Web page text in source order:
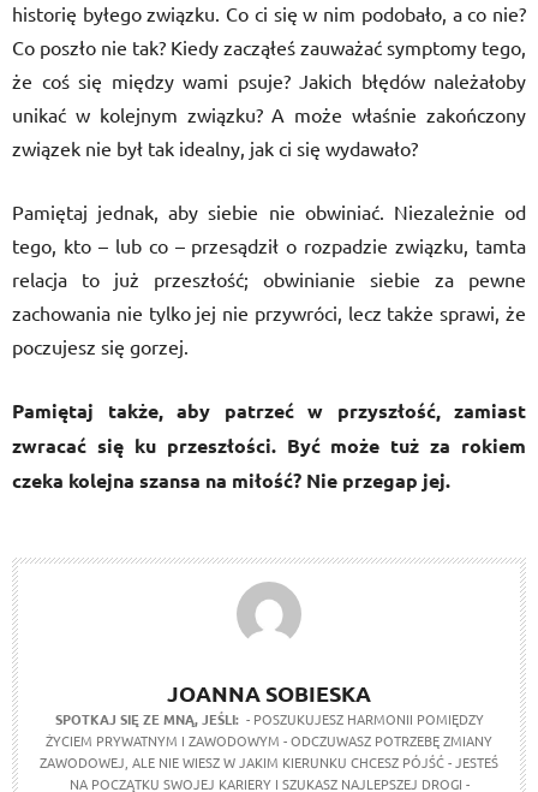
historię byłego związku. Co ci się w nim podobało, a co nie?
Co poszło nie tak? Kiedy zacząłeś zauważać symptomy tego,
że coś się między wami psuje? Jakich błędów należałoby
unikać w kolejnym związku? A może właśnie zakończony
związek nie był tak idealny, jak ci się wydawało?
Pamiętaj jednak, aby siebie nie obwiniać. Niezależnie od
tego, kto – lub co – przesądził o rozpadzie związku, tamta
relacja to już przeszłość; obwinianie siebie za pewne
zachowania nie tylko jej nie przywróci, lecz także sprawi, że
poczujesz się gorzej.
Pamiętaj także, aby patrzeć w przyszłość, zamiast
zwracać się ku przeszłości. Być może tuż za rokiem
czeka kolejna szansa na miłość? Nie przegap jej.
JOANNA SOBIESKA
SPOTKAJ SIĘ ZE MNĄ, JEŚLI:- POSZUKUJESZ HARMONII POMIĘDZY
ŻYCIEM PRYWATNYM I ZAWODOWYM - ODCZUWASZ POTRZEBĘ ZMIANY
ZAWODOWEJ, ALE NIE WIESZ W JAKIM KIERUNKU CHCESZ PÓJŚĆ - JESTEŚ
NA POCZĄTKU SWOJEJ KARIERY I SZUKASZ NAJLEPSZEJ DROGI -